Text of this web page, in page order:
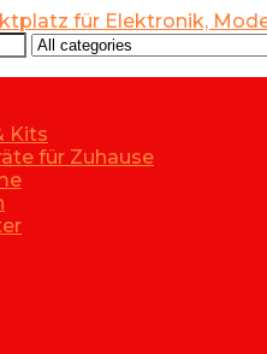
Kits
für Zuhause